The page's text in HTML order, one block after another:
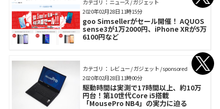
カテゴリ： ニュース / ガジェット
goo Simsellerがセール開催！ AQUOS
sense3が1万2000円、iPhone XRが5万
6100円など
2020年02月28日 11時15分
カテゴリ： レビュー / ガジェット / sponsored
駆動時間は実測で17時間以上、約10万
円台！第10世代Core i5搭載
「MousePro NB4」の実力に迫る
2020年02月28日 11時00分